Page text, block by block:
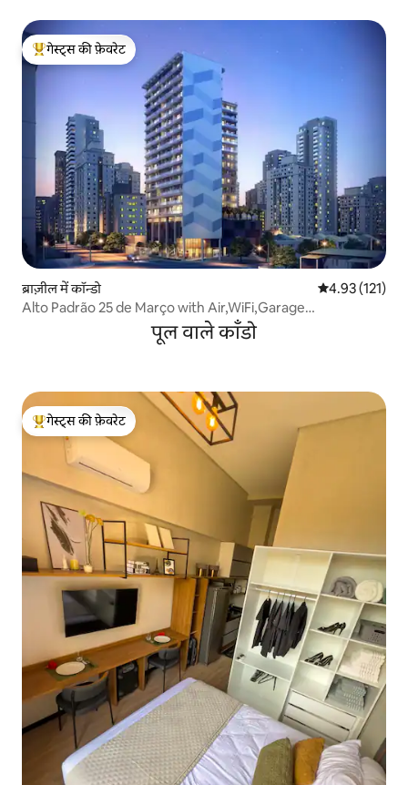
गेस्ट्स का टॉप फ़ेवरेट
गेस्ट्स की फ़ेवरेट
ब्राज़ील में कॉन्डो औसत रेटिंग 5 में से
4.93 (121)
Alto Padrão 25 de Março with Air,WiFi,Garage…
पूल वाले काँडो
गेस्ट्स का टॉप फ़ेवरेट
गेस्ट्स की फ़ेवरेट